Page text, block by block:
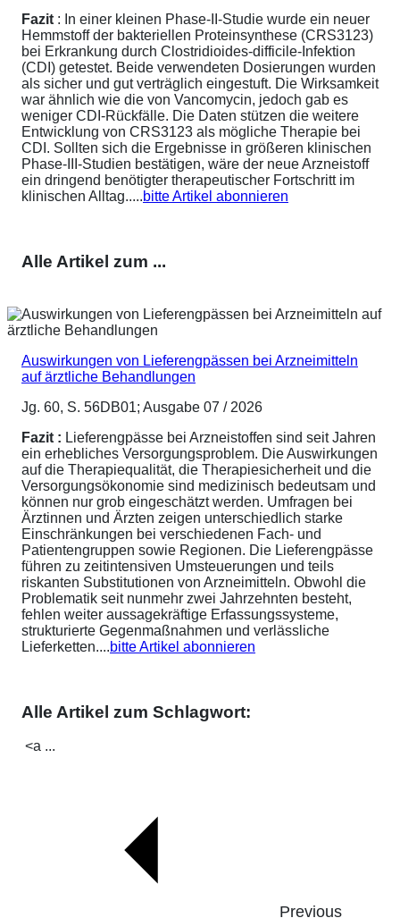
Fazit : In einer kleinen Phase-II-Studie wurde ein neuer
Hemmstoff der bakteriellen Proteinsynthese (CRS3123)
bei Erkrankung durch Clostridioides-difficile-Infektion
(CDI) getestet. Beide verwendeten Dosierungen wurden
als sicher und gut verträglich eingestuft. Die Wirksamkeit
war ähnlich wie die von Vancomycin, jedoch gab es
weniger CDI-Rückfälle. Die Daten stützen die weitere
Entwicklung von CRS3123 als mögliche Therapie bei
CDI. Sollten sich die Ergebnisse in größeren klinischen
Phase-III-Studien bestätigen, wäre der neue Arzneistoff
ein dringend benötigter therapeutischer Fortschritt im
klinischen Alltag.....bitte Artikel abonnieren
Alle Artikel zum ...
Auswirkungen von Lieferengpässen bei Arzneimitteln
auf ärztliche Behandlungen
Jg. 60, S. 56DB01; Ausgabe 07 / 2026
Fazit : Lieferengpässe bei Arzneistoffen sind seit Jahren
ein erhebliches Versorgungsproblem. Die Auswirkungen
auf die Therapiequalität, die Therapiesicherheit und die
Versorgungsökonomie sind medizinisch bedeutsam und
können nur grob eingeschätzt werden. Umfragen bei
Ärztinnen und Ärzten zeigen unterschiedlich starke
Einschränkungen bei verschiedenen Fach- und
Patientengruppen sowie Regionen. Die Lieferengpässe
führen zu zeitintensiven Umsteuerungen und teils
riskanten Substitutionen von Arzneimitteln. Obwohl die
Problematik seit nunmehr zwei Jahrzehnten besteht,
fehlen weiter aussagekräftige Erfassungssysteme,
strukturierte Gegenmaßnahmen und verlässliche
Lieferketten....bitte Artikel abonnieren
Alle Artikel zum Schlagwort:
<a ...
Previous